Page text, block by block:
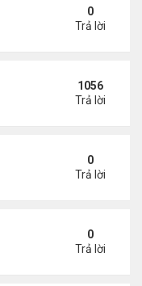
for Efficient
0
Trả lời
cuộc tấn công phối
1056
Trả lời
theo nơi sinh, mở
0
Trả lời
Thuý Hằng
0
Trả lời